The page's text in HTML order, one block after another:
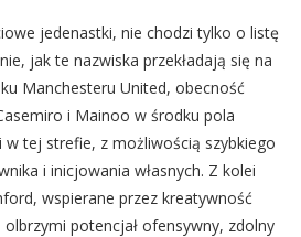
jedenastki, nie chodzi tylko o listę
jak te nazwiska przekładają się na
Manchesteru United, obecność
i Mainoo w środku pola
w tej strefie, z możliwością szybkiego
i inicjowania własnych. Z kolei
wspierane przez kreatywność
potencjał ofensywny, zdolny